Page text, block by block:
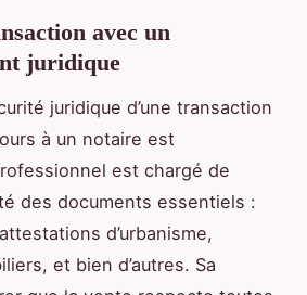
avec un
juridique
juridique d’une transaction
à un notaire est
est chargé de
des documents essentiels :
d’urbanisme,
et bien d’autres. Sa